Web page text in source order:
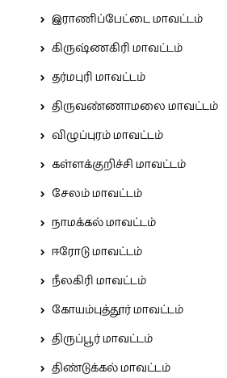
இராணிப்பேட்டை மாவட்டம்
கிருஷ்ணகிரி மாவட்டம்
தர்மபுரி மாவட்டம்
திருவண்ணாமலை மாவட்டம்
விழுப்புரம் மாவட்டம்
கள்ளக்குறிச்சி மாவட்டம்
சேலம் மாவட்டம்
நாமக்கல் மாவட்டம்
ஈரோடு மாவட்டம்
நீலகிரி மாவட்டம்
கோயம்புத்தூர் மாவட்டம்
திருப்பூர் மாவட்டம்
திண்டுக்கல் மாவட்டம்